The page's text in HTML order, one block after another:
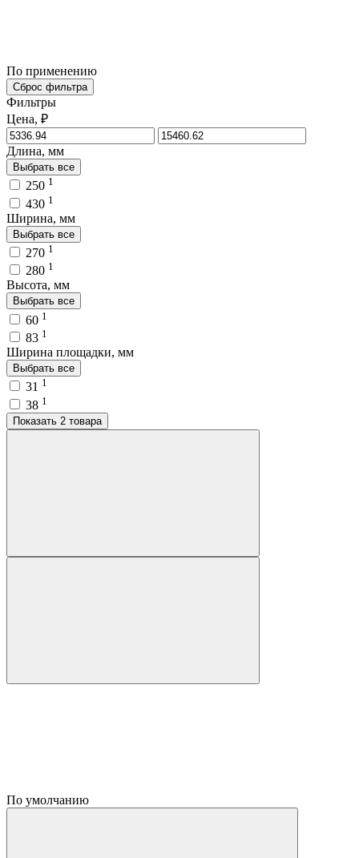
По применению
Сброс фильтра
Фильтры
Цена, ₽
Длина, мм
Выбрать все
250 1
430 1
Ширина, мм
Выбрать все
270 1
280 1
Высота, мм
Выбрать все
60 1
83 1
Ширина площадки, мм
Выбрать все
31 1
38 1
Показать 2 товара
По умолчанию